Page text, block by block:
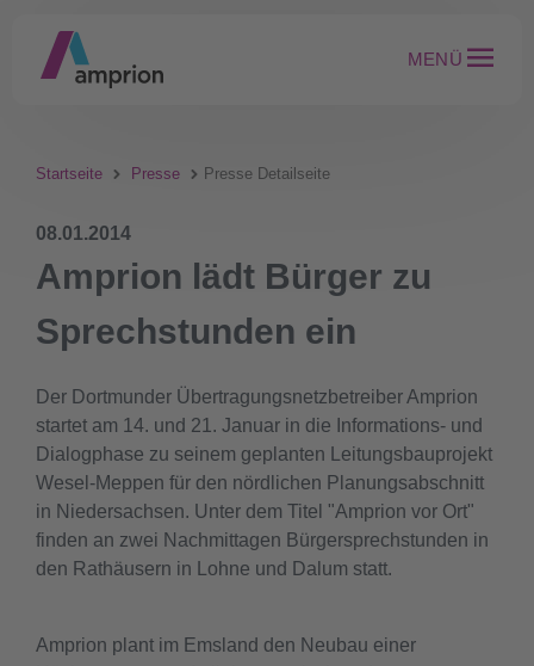
MENÜ
Startseite Presse Presse Detailseite
08.01.2014
Amprion lädt Bürger zu
Sprechstunden ein
Der Dortmunder Übertragungsnetzbetreiber Amprion
startet am 14. und 21. Januar in die Informations- und
Dialogphase zu seinem geplanten Leitungsbauprojekt
Wesel-Meppen für den nördlichen Planungsabschnitt
in Niedersachsen. Unter dem Titel "Amprion vor Ort"
finden an zwei Nachmittagen Bürgersprechstunden in
den Rathäusern in Lohne und Dalum statt.
Amprion plant im Emsland den Neubau einer